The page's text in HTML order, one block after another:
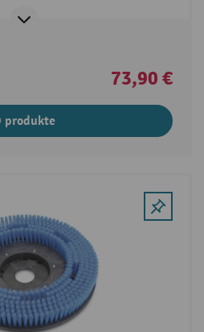
73,90 €
produkte